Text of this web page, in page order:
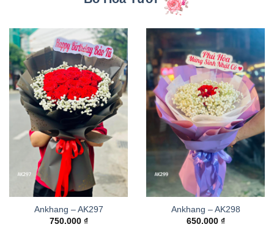
Ankhang – AK297
750.000 ₫
Ankhang – AK298
650.000 ₫